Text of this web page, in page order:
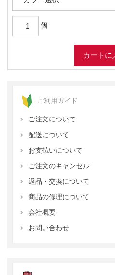
個
ご利用ガイド
ご注文について
配送について
お支払いについて
ご注文のキャンセル
返品・交換について
商品の修理について
会社概要
お問い合わせ